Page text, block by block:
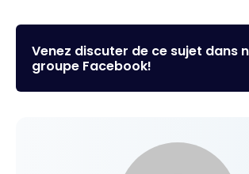
Venez discuter de ce sujet dans
groupe Facebook!